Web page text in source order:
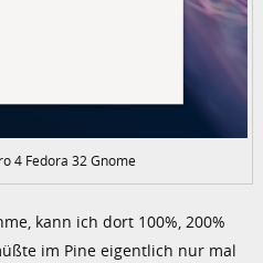
4 Fedora 32 Gnome
kann ich dort 100%, 200%
im Pine eigentlich nur mal